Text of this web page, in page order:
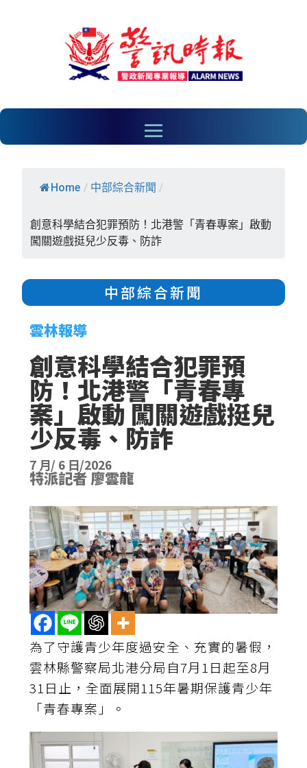
Home / 中部綜合新聞 /
創意科學結合犯罪預防！北港警「青春專案」啟動
闖關遊戲挺兒少反毒、防詐
中部綜合新聞
雲林報導
創意科學結合犯罪預
防！北港警「青春專
案」啟動 闖關遊戲挺兒
少反毒、防詐
7 月/ 6 日/2026
特派記者 廖雲龍
為了守護青少年度過安全、充實的暑假，
雲林縣警察局北港分局自7月1日起至8月
31日止，全面展開115年暑期保護青少年
「青春專案」。